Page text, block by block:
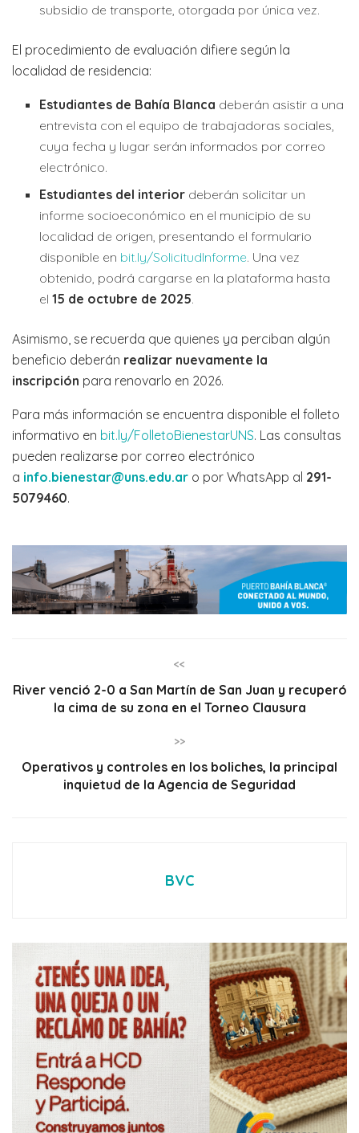
subsidio de transporte, otorgada por única vez.
El procedimiento de evaluación difiere según la
localidad de residencia:
Estudiantes de Bahía Blanca deberán asistir a una
entrevista con el equipo de trabajadoras sociales,
cuya fecha y lugar serán informados por correo
electrónico.
Estudiantes del interior deberán solicitar un
informe socioeconómico en el municipio de su
localidad de origen, presentando el formulario
disponible en bit.ly/SolicitudInforme. Una vez
obtenido, podrá cargarse en la plataforma hasta
el15 de octubre de 2025.
Asimismo, se recuerda que quienes ya perciban algún
beneficio deberán realizar nuevamente la
inscripción para renovarlo en 2026.
Para más información se encuentra disponible el folleto
informativo en bit.ly/FolletoBienestarUNS. Las consultas
pueden realizarse por correo electrónico
a info.bienestar@uns.edu.ar o por WhatsApp al 291-
5079460.
<<
River venció 2-0 a San Martín de San Juan y recuperó
la cima de su zona en el Torneo Clausura
>>
Operativos y controles en los boliches, la principal
inquietud de la Agencia de Seguridad
BVC